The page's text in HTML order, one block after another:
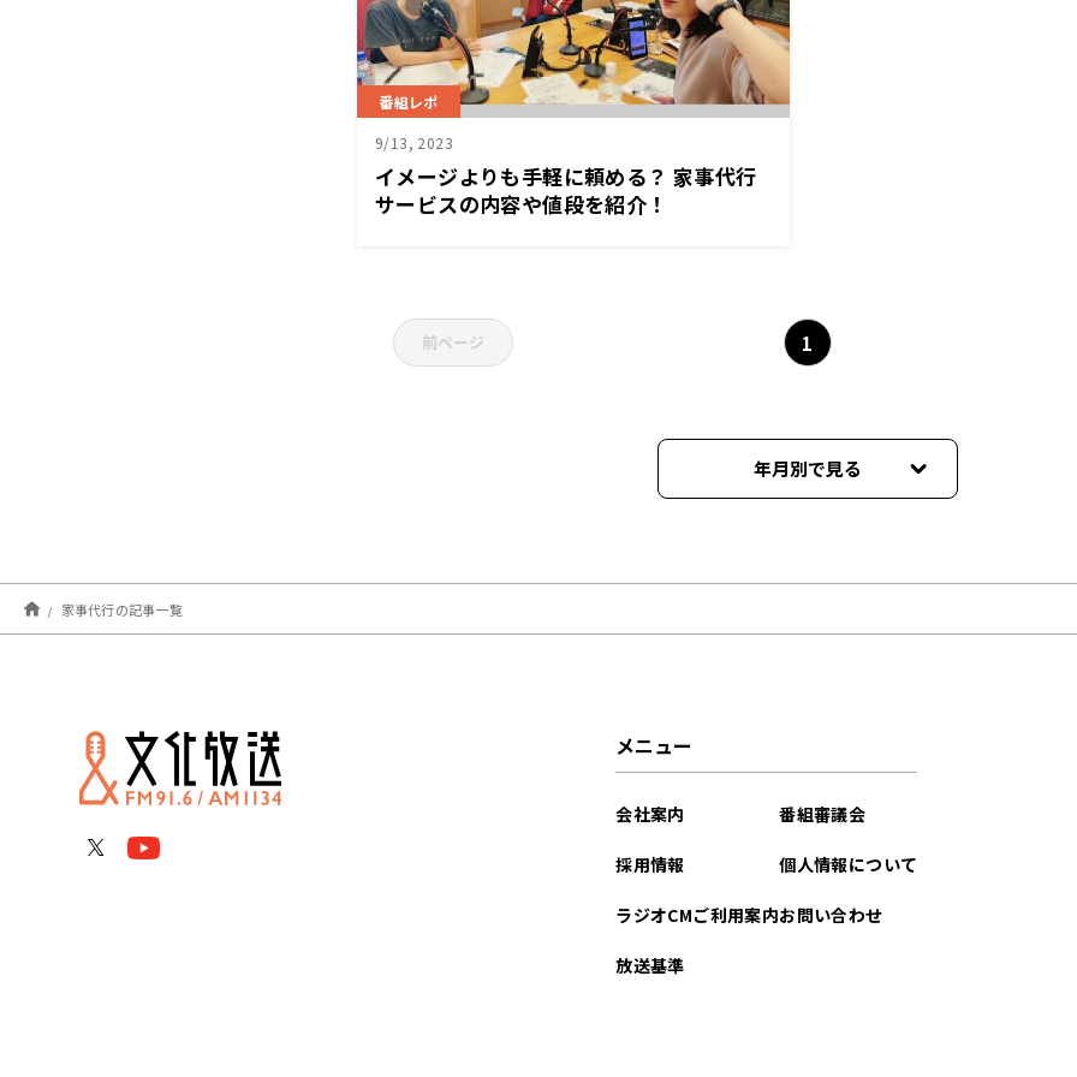
番組レポ
9/13, 2023
イメージよりも手軽に頼める？ 家事代行
サービスの内容や値段を紹介！
前ページ 1
年月別で見る
家事代行の記事一覧
メニュー
会社案内
採用情報
ラジオCMご利用案内
放送基準
番組審議会
個人情報について
お問い合わせ